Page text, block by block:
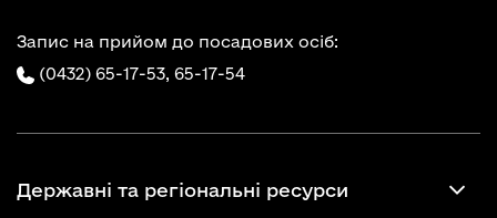
Запис на прийом до посадових осіб:
(0432) 65-17-53, 65-17-54
Державні та регіональні ресурси